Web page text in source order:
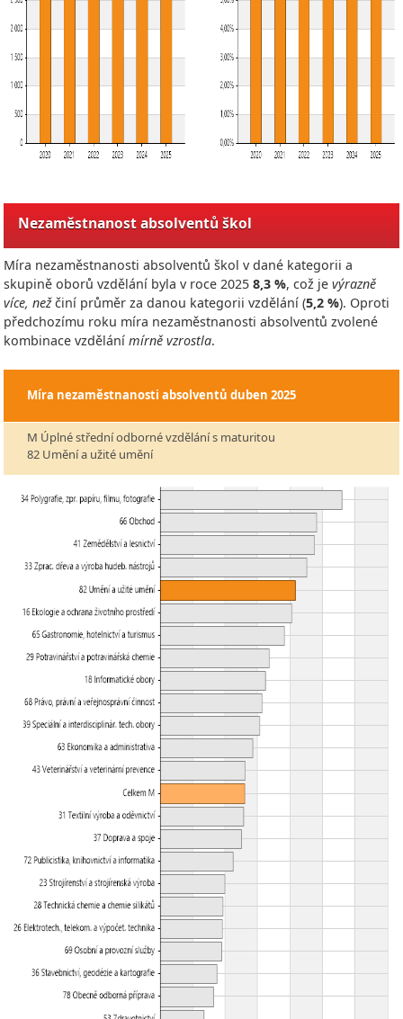
Nezaměstnanost absolventů škol
Míra nezaměstnanosti absolventů škol v dané kategorii a
skupině oborů vzdělání byla v roce 2025 8,3 %, což je výrazně
více, nežčiní průměr za danou kategorii vzdělání (5,2 %). Oproti
předchozímu roku míra nezaměstnanosti absolventů zvolené
kombinace vzdělání mírně vzrostla.
Míra nezaměstnanosti absolventů duben 2025
M Úplné střední odborné vzdělání s maturitou
82 Umění a užité umění